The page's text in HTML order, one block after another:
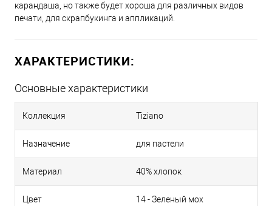
карандаша, но также будет хороша для различных видов
печати, для скрапбукинга и аппликаций.
ХАРАКТЕРИСТИКИ:
Основные характеристики
Коллекция Tiziano
Назначение для пастели
Материал 40% хлопок
Цвет 14 - Зеленый мох